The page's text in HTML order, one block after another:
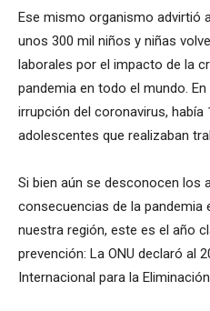
Ese mismo organismo advirtió
unos 300 mil niños y niñas
laborales por el impacto de la
pandemia en todo el mundo.
irrupción del coronavirus, había
adolescentes que realizaban
Si bien aún se desconocen los
consecuencias de la pandemia
nuestra región, este es el año
prevención: La ONU declaró al
Internacional para la